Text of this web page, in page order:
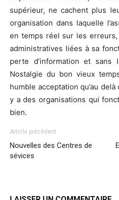
supérieur, ne cachent plus
organisation dans laquelle
en temps réel sur les
administratives liées à sa
perte d’information et sans
Nostalgie du bon vieux
humble acceptation qu’au
y a des organisations qui
bien.
Article précédent
Nouvelles des Centres de
sévices